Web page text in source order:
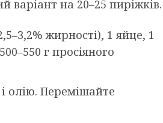
варіант на 20–25 пиріжків.
жирності), 1 яйце, 1
г просіяного
олію. Перемішайте